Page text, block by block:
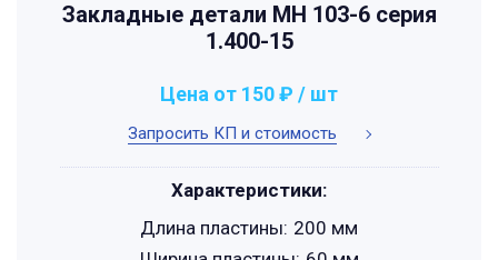
Закладные детали МН 103-6 серия
1.400-15
Запросить КП и стоимость
Цена от 150 ₽ / шт
Характеристики:
Длина пластины: 200 мм